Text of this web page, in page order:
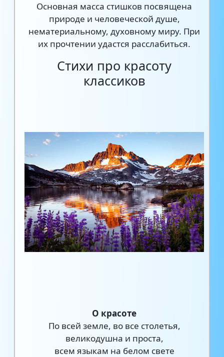
Основная масса стишков посвящена
природе и человеческой душе,
нематериальному, духовному миру. При
их прочтении удастся расслабиться.
Стихи про красоту
классиков
О красоте
По всей земле, во все столетья,
великодушна и проста,
всем языкам на белом свете